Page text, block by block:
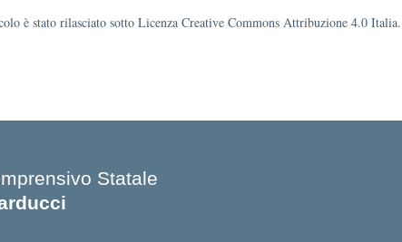
è stato rilasciato sotto Licenza Creative Commons Attribuzione 4.0 Italia.
Statale